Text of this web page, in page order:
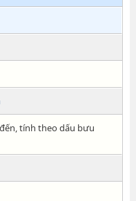
tính theo dấu bưu